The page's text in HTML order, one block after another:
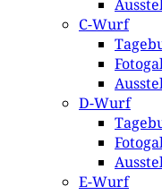
C-Wurf
D-Wurf
E-Wurf